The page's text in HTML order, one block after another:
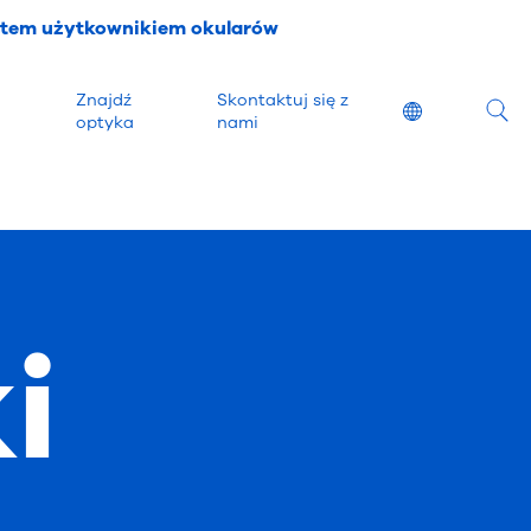
użytkownikiem okularów
Znajdź
optyka
Skontaktuj się z
nami
Location